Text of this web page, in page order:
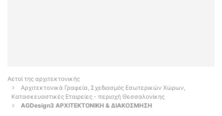
Αετοί της αρχιτεκτονικής
Αρχιτεκτονικά Γραφεία, Σχεδιασμός Εσωτερικών Χώρων,
Κατασκευαστικές Εταιρείες - περιοχή Θεσσαλονίκης
AGDesign3 ΑΡΧΙΤΕΚΤΟΝΙΚΗ & ΔΙΑΚΟΣΜΗΣΗ